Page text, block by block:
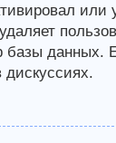
данных.
дискуссиях.